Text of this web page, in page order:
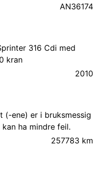
AN36174
316 Cdi med
kran
2010
(-ene) er i bruksmessig
kan ha mindre feil.
257783 km